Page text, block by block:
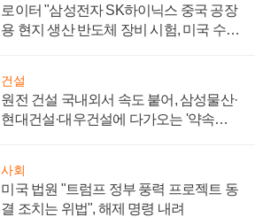
로이터 "삼성전자 SK하이닉스 중국 공장
용 현지 생산 반도체 장비 시험, 미국 수출
건설
원전 건설 국내외서 속도 붙어, 삼성물산·
현대건설·대우건설에 다가오는 '약속의
사회
미국 법원 "트럼프 정부 풍력 프로젝트 동
결 조치는 위법", 해제 명령 내려